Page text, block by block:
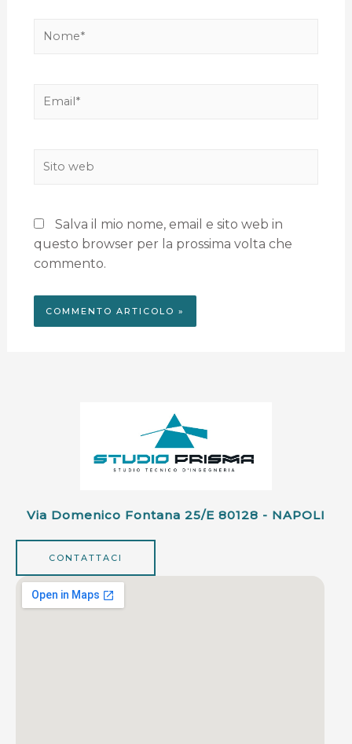
Salva il mio nome, email e sito web in
questo browser per la prossima volta che
commento.
Via Domenico Fontana 25/e 80128 - NAPOLI
CONTATTACI